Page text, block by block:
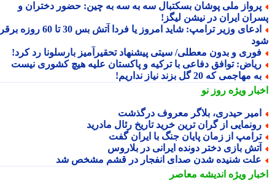
ملی پوشان بسکتبال سه به سه به چین: حضور دختران و
ایران در نیشن لیگز!
ادعای وزیر ترامپ: شاید امروز یا فردا آتش بس 30 تا 60 روزه برقرار
و بدون معطلی/ سیتی پیشنهاد تحقیرآمیز بارسلونا رد کرد!
توافق دفاعی با ترکیه و پاکستان علیه هیچ کشوری نیست
مهاجمی که 20 گل بزند نیاز نداریم!
ویژهروز نو
حیدری، بلاگر معروف درگذشت
از گران ترین خرید تاریخ رئال مادرید
از زمان پایان جنگ با ایران گفت
بازی دختر دونده ایرانی در بلاروس
شنیده شدن صدای انفجار در قشم مشخص شد
ویژهاندیشه معاصر